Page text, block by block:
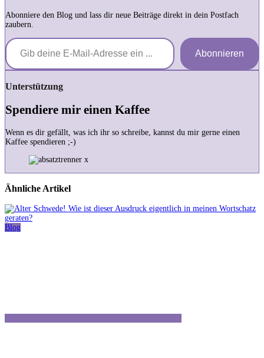
Abonniere den Blog und lass dir neue Beiträge direkt in dein Postfach
zaubern.
Gib deine E-Mail-Adresse ein ...
Abonnieren
Unterstützung
Spendiere mir einen Kaffee
Wenn es dir gefällt, was ich ihr so schreibe, kannst du mir gerne einen
Kaffee spendieren ;-)
Ähnliche Artikel
Blog